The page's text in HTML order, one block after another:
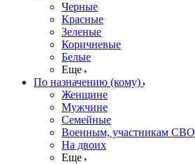
Черные
Красные
Зеленые
Коричневые
Белые
Еще
По назначению (кому)
Женщине
Мужчине
Семейные
Военным, участникам СВО
На двоих
Еще